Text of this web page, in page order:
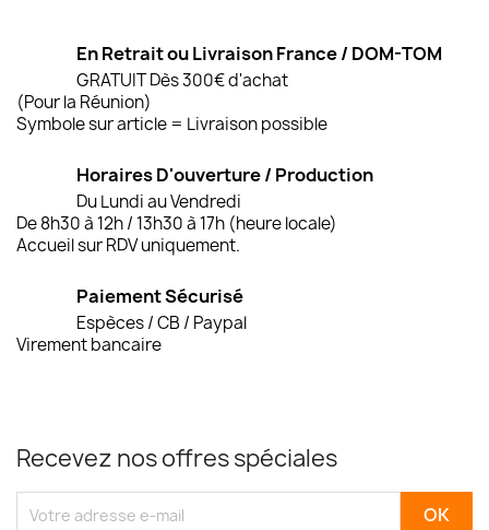
En Retrait ou Livraison France / DOM-TOM
GRATUIT Dès 300€ d'achat
(Pour la Réunion)
Symbole sur article = Livraison possible
Horaires D'ouverture / Production
Du Lundi au Vendredi
De 8h30 à 12h / 13h30 à 17h (heure locale)
Accueil sur RDV uniquement.
Paiement Sécurisé
Espèces / CB / Paypal
Virement bancaire
Recevez nos offres spéciales